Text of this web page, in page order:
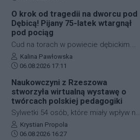
przeprowadzenia referendum w
sprawie odwołania prezydenta
Rzeszowa, Konrada Fijołka. W
programie "Cogito… u Raczyńskiej" na
antenie wPolsce24 ocenił, że jeśli
Miasta, możliwe będzie rozpoczęcie
zbiórki podpisów wśród mieszkańców.
O krok od tragedii na dworcu pod
Dębicą! Pijany 75-latek wtargnął
pod pociąg
Cud na torach w powiecie dębickim.
Pijany 75-letni mężczyzna wtargnął pod
nadjeżdżający pociąg na dworcu PKP w
dramatycznie, senior wyszedł z niego
bez poważniejszych obrażeń. Skutkiem
incydentu były jednak spore utrudnienia
na kolei, ruch pociągów zablokowano
na niemal godzinę.
Autor artykułu:
Kalina Pawłowska
Data dodania artykułu:
06.08.2026 17:11
Naukowczyni z Rzeszowa
stworzyła wirtualną wystawę o
twórcach polskiej pedagogiki
Sylwetki 54 osób, które miały wpływ na
rozwój polskiej edukacji przedszkolnej i
wczesnoszkolnej, można poznać dzięki
Autor artykułu:
Krystian Propola
Data dodania artykułu:
06.08.2026 16:27